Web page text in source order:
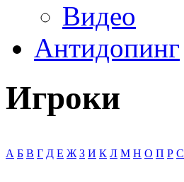
Видео
Антидопинг
Игроки
А Б В Г Д Е Ж З И К Л М Н О П Р С